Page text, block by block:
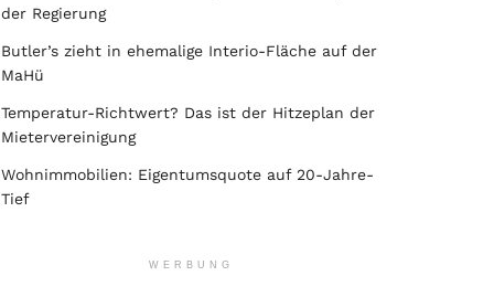
der Regierung
Butler’s zieht in ehemalige Interio-Fläche auf der
MaHü
Temperatur-Richtwert? Das ist der Hitzeplan der
Mietervereinigung
Wohnimmobilien: Eigentumsquote auf 20-Jahre-
Tief
WERBUNG